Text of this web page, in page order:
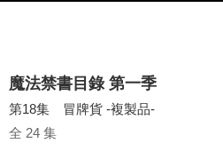
魔法禁書目錄 第一季
第18集 冒牌貨 -複製品-
全 24 集